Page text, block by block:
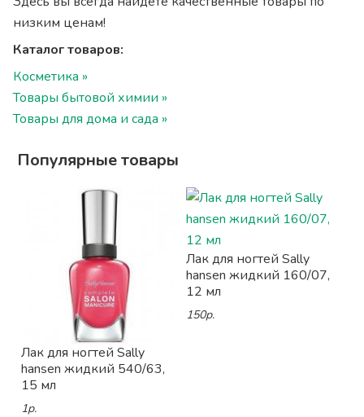
низким ценам!
Каталог товаров:
Косметика »
Товары бытовой химии »
Товары для дома и сада »
Популярные товары
Лак для ногтей Sally
hansen жидкий 540/63,
15 мл
1р.
Лак для ногтей Sally
hansen жидкий 160/07,
12 мл
150р.